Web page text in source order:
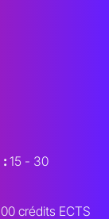
: 15 - 30
crédits ECTS